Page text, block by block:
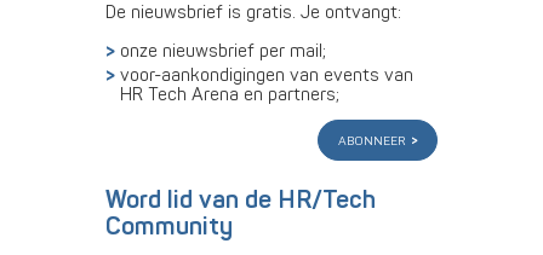
De nieuwsbrief is gratis. Je ontvangt:
onze nieuwsbrief per mail;
voor-aankondigingen van events van
HR Tech Arena en partners;
abonneer
Word lid van de HR/Tech
Community